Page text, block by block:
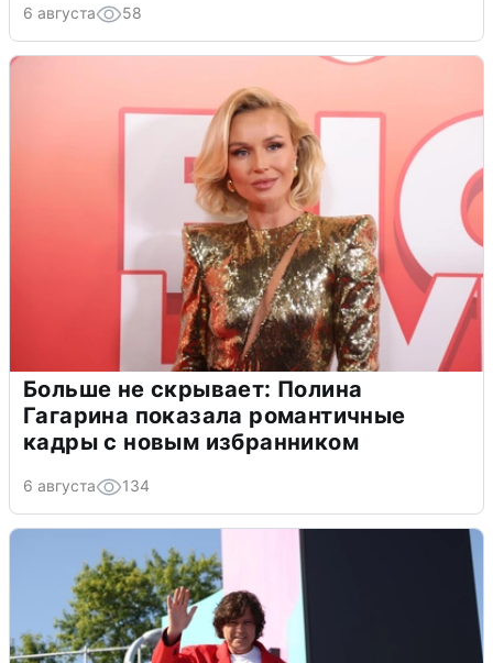
6 августа 58
Больше не скрывает: Полина
Гагарина показала романтичные
кадры с новым избранником
6 августа 134